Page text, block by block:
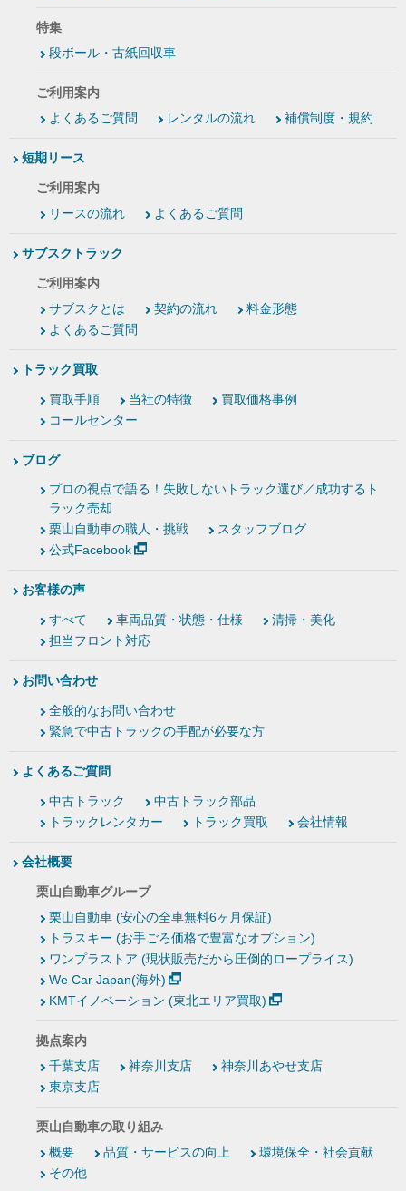
特集
段ボール・古紙回収車
ご利用案内
よくあるご質問
レンタルの流れ 補償制度・規約
短期リース
ご利用案内
リースの流れ
よくあるご質問
サブスクトラック
ご利用案内
サブスクとは
契約の流れ
料金形態
よくあるご質問
トラック買取
買取手順 当社の特徴
買取価格事例
コールセンター
ブログ
プロの視点で語る！失敗しないトラック選び／成功するト
ラック売却
栗山自動車の職人・挑戦
スタッフブログ
公式Facebook
お客様の声
すべて 車両品質・状態・仕様
清掃・美化
担当フロント対応
お問い合わせ
全般的なお問い合わせ
緊急で中古トラックの手配が必要な方
よくあるご質問
中古トラック
中古トラック部品
トラックレンタカー
トラック買取 会社情報
会社概要
栗山自動車グループ
栗山自動車 (安心の全車無料6ヶ月保証)
トラスキー (お手ごろ価格で豊富なオプション)
ワンプラストア (現状販売だから圧倒的ロープライス)
We Car Japan(海外)
KMTイノベーション (東北エリア買取)
拠点案内
千葉支店
神奈川支店
神奈川あやせ支店
東京支店
栗山自動車の取り組み
概要
品質・サービスの向上
環境保全・社会貢献
その他